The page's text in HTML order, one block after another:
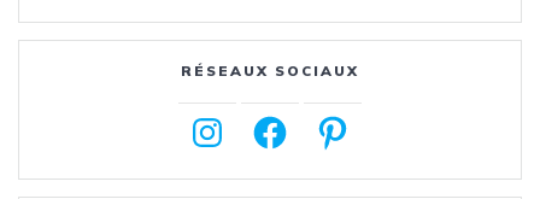
RÉSEAUX SOCIAUX
InstagramFacebookPinterest